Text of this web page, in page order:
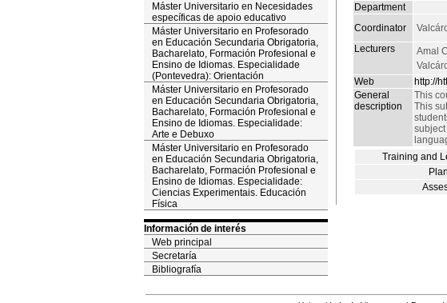
Máster Universitario en Necesidades
específicas de apoio educativo
Máster Universitario en Profesorado
en Educación Secundaria Obrigatoria,
Bacharelato, Formación Profesional e
Ensino de Idiomas. Especialidade
(Pontevedra): Orientación
Máster Universitario en Profesorado
en Educación Secundaria Obrigatoria,
Bacharelato, Formación Profesional e
Ensino de Idiomas. Especialidade:
Arte e Debuxo
Máster Universitario en Profesorado
en Educación Secundaria Obrigatoria,
Bacharelato, Formación Profesional e
Ensino de Idiomas. Especialidade:
Ciencias Experimentais. Educación
Física
Información de interés
Web principal
Secretaría
Bibliografía
Department
Coordinator
Lecturers
Amal
Web
http://
General
description
This
This
Training and